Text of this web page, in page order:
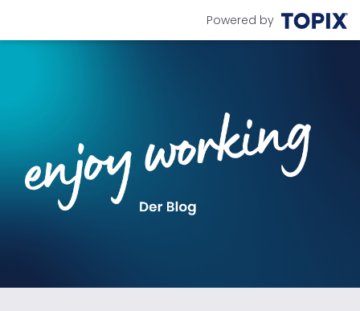
Powered by